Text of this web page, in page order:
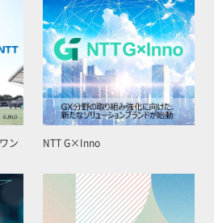
ン NTT G×Inno